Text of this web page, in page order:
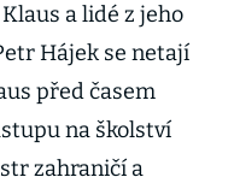
a lidé z jeho
Hájek se netají
před časem
na školství
zahraničí a